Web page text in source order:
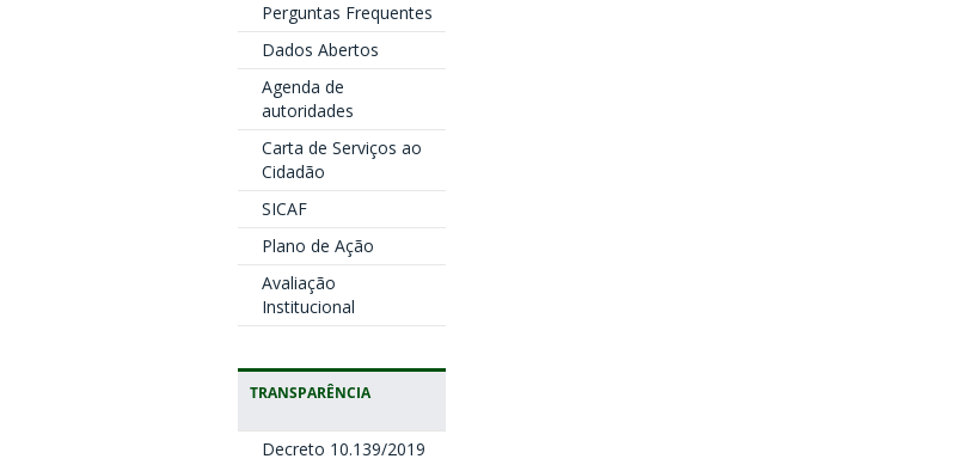
Perguntas Frequentes
Dados Abertos
Agenda de
autoridades
Carta de Serviços ao
Cidadão
SICAF
Plano de Ação
Avaliação
Institucional
TRANSPARÊNCIA
Decreto 10.139/2019